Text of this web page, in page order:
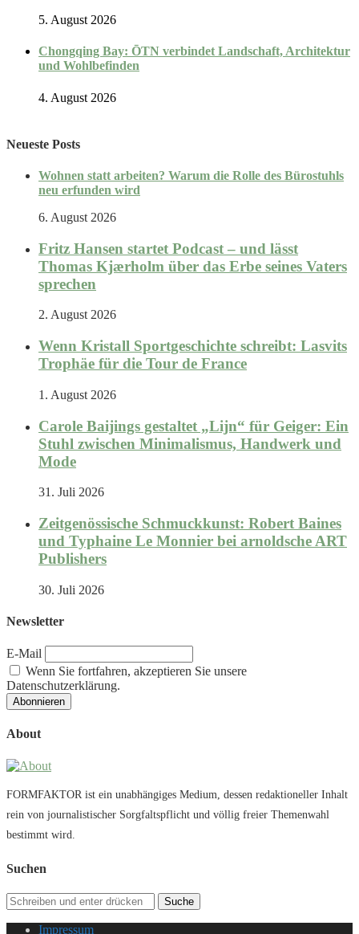
5. August 2026
Chongqing Bay: ŌTN verbindet Landschaft, Architektur
und Wohlbefinden
4. August 2026
Neueste Posts
Wohnen statt arbeiten? Warum die Rolle des Bürostuhls
neu erfunden wird
6. August 2026
Fritz Hansen startet Podcast – und lässt
Thomas Kjærholm über das Erbe seines Vaters
sprechen
2. August 2026
Wenn Kristall Sportgeschichte schreibt: Lasvits
Trophäe für die Tour de France
1. August 2026
Carole Baijings gestaltet „Lijn“ für Geiger: Ein
Stuhl zwischen Minimalismus, Handwerk und
Mode
31. Juli 2026
Zeitgenössische Schmuckkunst: Robert Baines
und Typhaine Le Monnier bei arnoldsche ART
Publishers
30. Juli 2026
Newsletter
E-Mail
Wenn Sie fortfahren, akzeptieren Sie unsere
Datenschutzerklärung.
About
FORMFAKTOR ist ein unabhängiges Medium, dessen redaktioneller Inhalt
rein von journalistischer Sorgfaltspflicht und völlig freier Themenwahl
bestimmt wird.
Suchen
Suche
Impressum